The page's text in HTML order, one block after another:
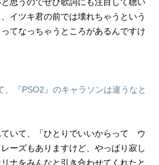
イツキ君の前では壊れちゃうという
てなっちゃうところがあるんですけ
『PSO2』のキャラソンは違うなと
いて、「ひとりでいいからって ウ
ーズもありますけど、やっぱり寂し
ナをみんなと引き合わせてくれたと